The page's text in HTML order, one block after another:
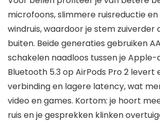
microfoons, slimmere ruisreductie
windruis, waardoor je stem zuiverder
buiten. Beide generaties gebruiken
schakelen naadloos tussen je Apple-
Bluetooth 5.3 op AirPods Pro 2 levert
verbinding en lagere latency, wat
video en games. Kortom: je hoort
ruis en je gesprekken klinken